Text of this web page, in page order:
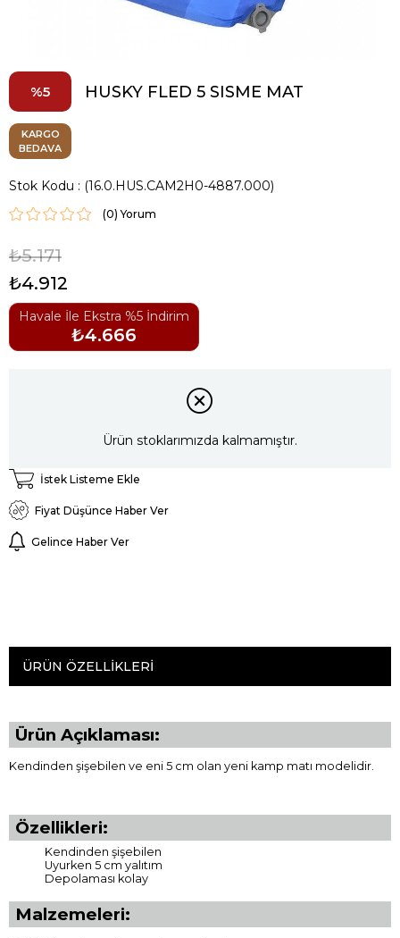
5 HUSKY FLED 5 SISME MAT
KARGO
BEDAVA
Stok Kodu (16.0.HUS.CAM2H0-4887.000)
(0)
₺5.171
₺4.912
Havale İle Ekstra %5 İndirim
₺4.666
Ürün stoklarımızda kalmamıştır.
İstek Listeme Ekle
Fiyat Düşünce Haber Ver
Gelince Haber Ver
ÜRÜN ÖZELLIKLERI
Ürün Açıklaması:
Kendinden şişebilen ve eni 5 cm olan yeni kamp matı modelidir.
Özellikleri:
Kendinden şişebilen
Uyurken 5 cm yalıtım
Depolaması kolay
Malzemeleri: